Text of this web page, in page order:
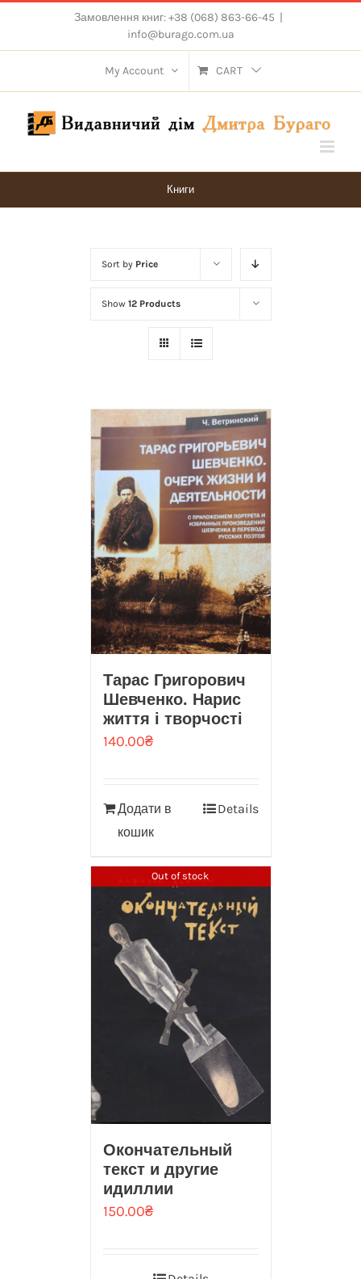
content
Замовлення книг: +38 (068) 863-66-45 |
info@burago.com.ua
My Account CART
Книги
Sort by Price
Show 12 Products
Тарас Григорович
Шевченко. Нарис
життя і творчості
140.00₴
Додати в
кошик
Details
Out of stock
Окончательный
текст и другие
идиллии
150.00₴